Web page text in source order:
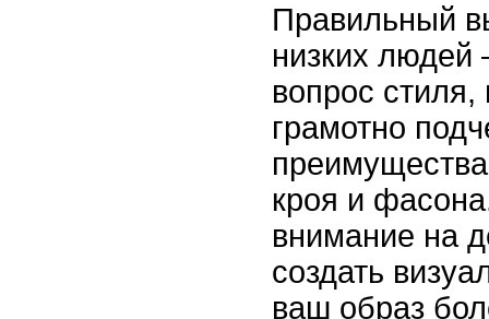
Правильный
низких людей
вопрос стиля,
грамотно
кроя и
внимание на
создать
ваш образ